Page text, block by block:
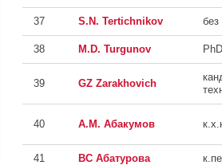
37 S.N. Tertichnikov без
38 M.D. Turgunov PhD
39 GZ Zarakhovich
40 А.М. Абакумов
41 ВС Абатурова